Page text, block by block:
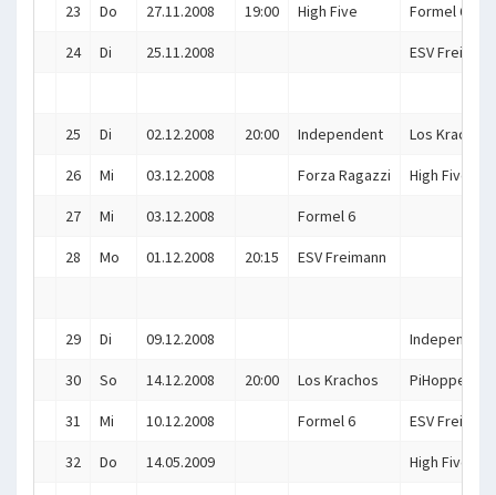
23 Do 27.11.2008 19:00 High Five Formel 6
24 Di 25.11.2008 ESV
25 Di 02.12.2008 20:00 Independent Los Krachos
26 Mi 03.12.2008 Forza Ragazzi High Five
27 Mi 03.12.2008 Formel 6
28 Mo 01.12.2008 20:15 ESV Freimann
29 Di 09.12.2008 Independent
30 So 14.12.2008 20:00 Los Krachos PiHoppers II
31 Mi 10.12.2008 Formel 6 ESV
32 Do 14.05.2009 High Five